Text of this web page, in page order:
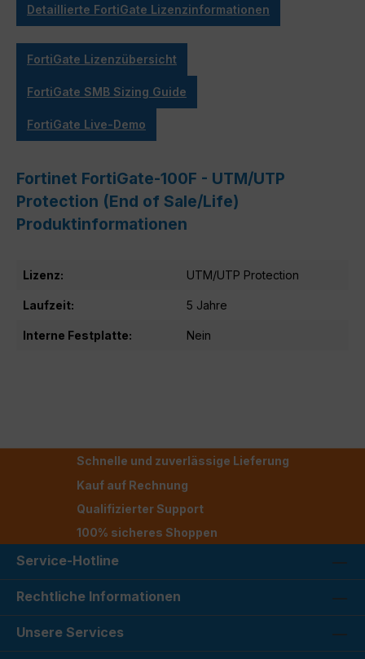
Detaillierte FortiGate Lizenzinformationen
FortiGate Lizenzübersicht
FortiGate SMB Sizing Guide
FortiGate Live-Demo
Fortinet FortiGate-100F - UTM/UTP
Protection (End of Sale/Life)
Produktinformationen
Lizenz: UTM/UTP Protection
Laufzeit: 5 Jahre
Interne Festplatte: Nein
Schnelle und zuverlässige Lieferung
Kauf auf Rechnung
Qualifizierter Support
100% sicheres Shoppen
Service-Hotline
Rechtliche Informationen
Unsere Services